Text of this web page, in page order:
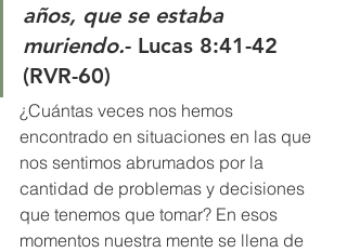
años, que se estaba
muriendo.- Lucas 8:41-42
(RVR-60)
¿Cuántas veces nos hemos
encontrado en situaciones en las que
nos sentimos abrumados por la
cantidad de problemas y decisiones
que tenemos que tomar? En esos
momentos nuestra mente se llena de